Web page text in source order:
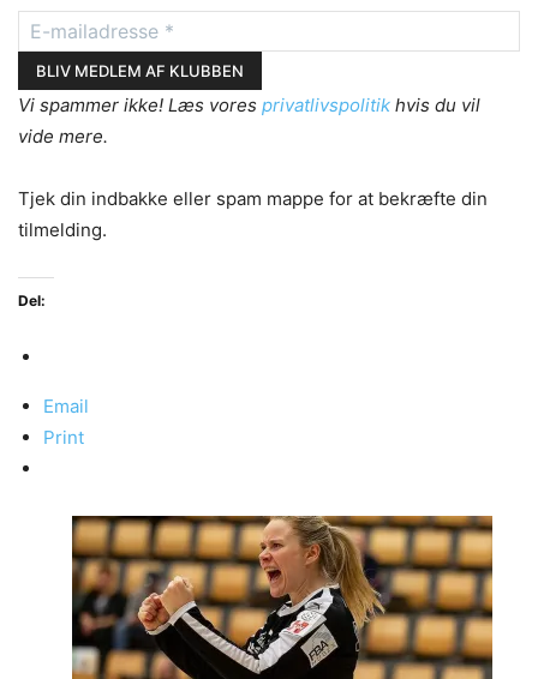
Vi spammer ikke! Læs vores privatlivspolitik hvis du vil
vide mere.
Tjek din indbakke eller spam mappe for at bekræfte din
tilmelding.
Del:
Email
Print